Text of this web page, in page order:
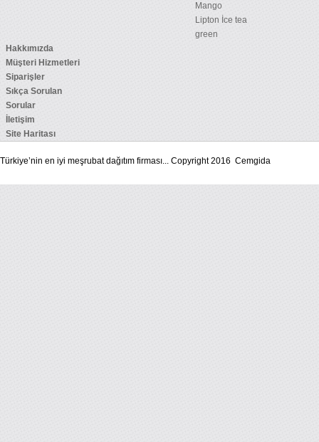
Mango
Lipton İce tea
green
Hakkımızda
Müşteri Hizmetleri
Siparişler
Sıkça Sorulan
Sorular
İletişim
Site Haritası
Türkiye’nin en iyi meşrubat dağıtım firması... Copyright 2016 Cemgida